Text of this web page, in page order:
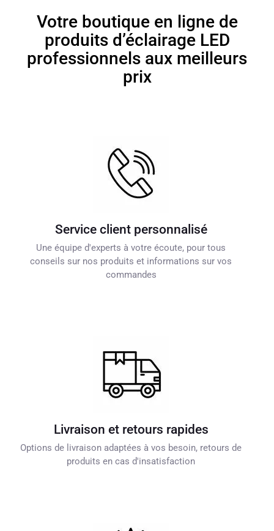
Votre boutique en ligne de
produits d’éclairage LED
professionnels aux meilleurs
prix
Service client personnalisé
Une équipe d'experts à votre écoute, pour tous
conseils sur nos produits et informations sur vos
commandes
Livraison et retours rapides
Options de livraison adaptées à vos besoin, retours de
produits en cas d'insatisfaction